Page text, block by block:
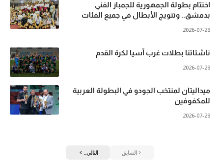
اختتام بطولة الجمهورية للجمباز الفني
بدمشق.. وتتويج الأبطال في جميع الفئات
2026-07-28
ناشئاتنا بطلات غرب آسيا لكرة القدم
2026-07-28
ميداليتان لمنتخب الجودو في البطولة العربية
للمكفوفين
2026-07-28
السابق التالي..